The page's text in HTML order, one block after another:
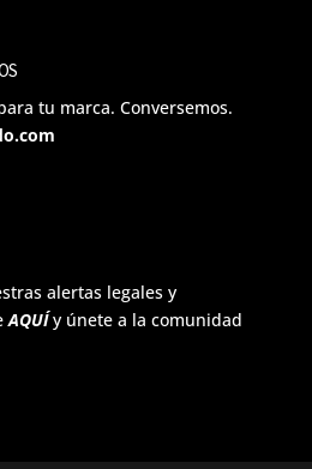
tu marca. Conversemos.
alertas legales y
AQUÍ y únete a la comunidad